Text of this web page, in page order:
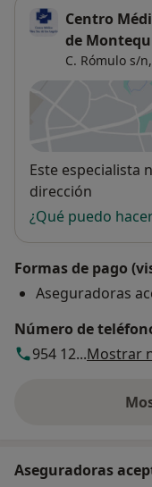
Centro
de
C. Rómulo s/n,
Disponibilidad
Este especialista
dirección
¿Qué puedo
Formas de pago
Aseguradoras
Número de
954 12...Mostrar
Aseguradoras